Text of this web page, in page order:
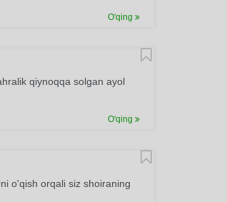
O'qing
qiynoqqa solgan ayol
O'qing
o'qish orqali siz shoiraning